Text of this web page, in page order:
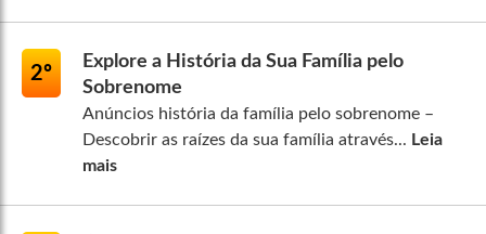
2º
Explore a História da Sua Família pelo
Sobrenome
Anúncios história da família pelo sobrenome –
Descobrir as raízes da sua família através... Leia
mais